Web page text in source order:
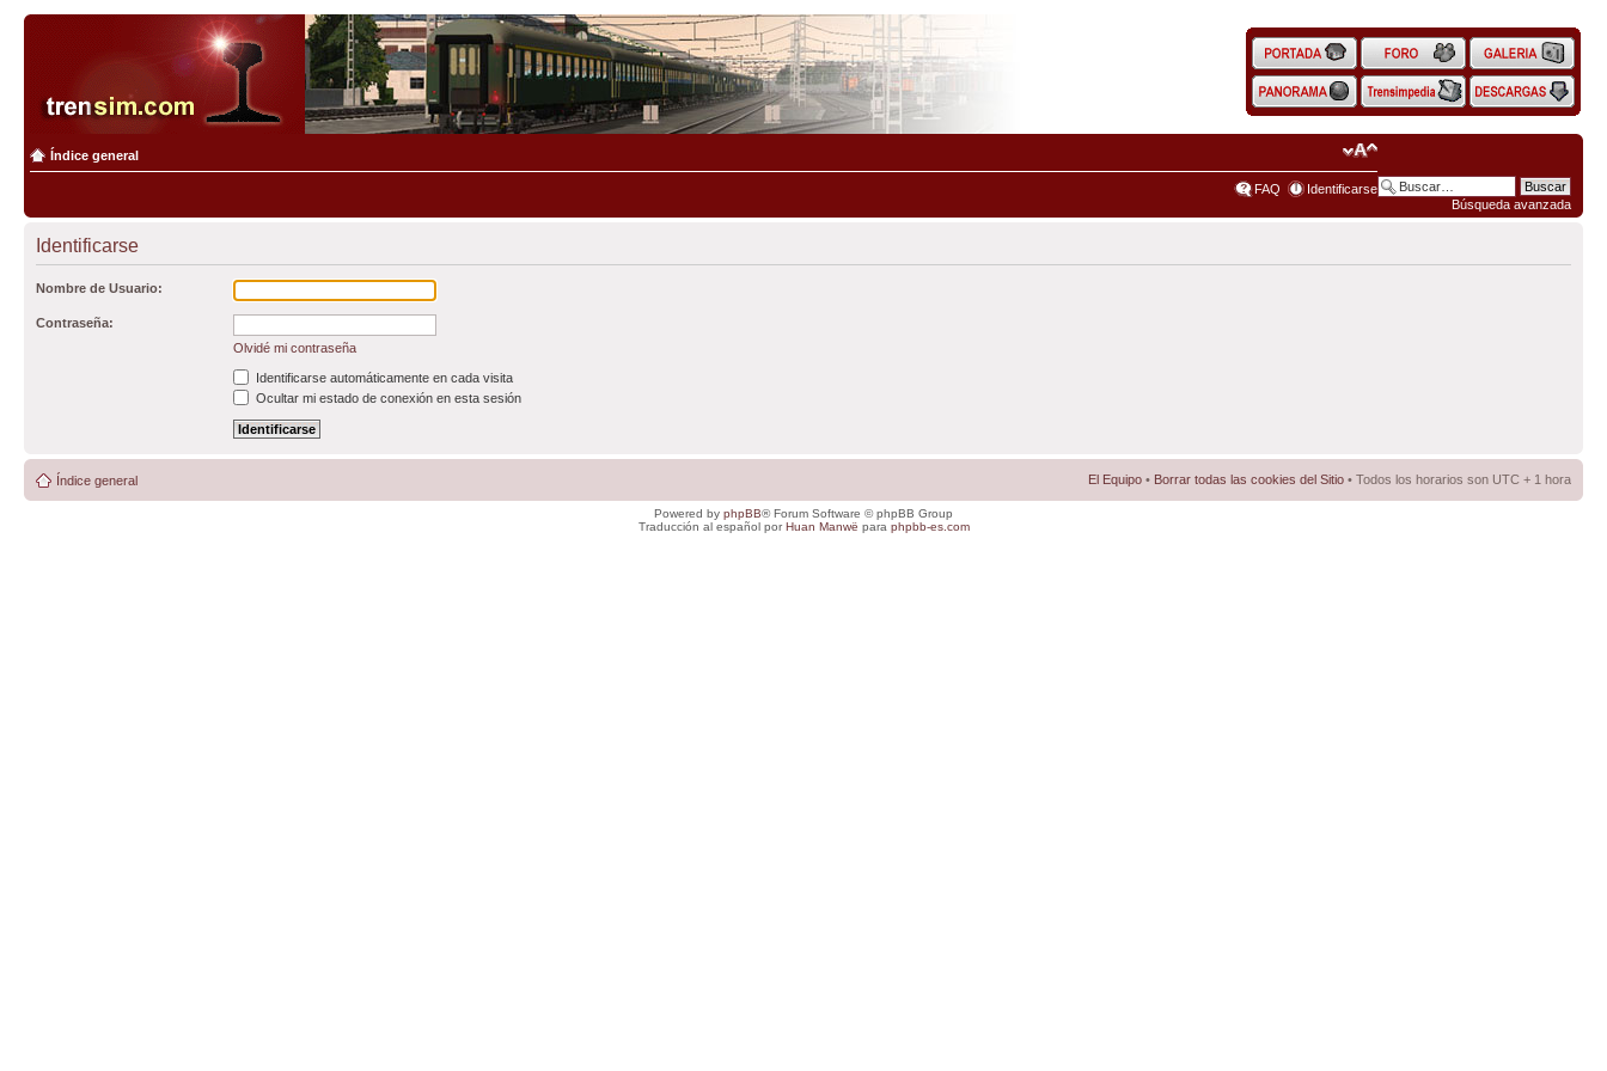
Búsqueda avanzada
Índice general
FAQ Identificarse
Identificarse
Nombre de Usuario:
Contraseña:
Olvidé mi contraseña
Identificarse automáticamente en cada visita
Ocultar mi estado de conexión en esta sesión
Índice general El Equipo • Borrar todas las cookies del Sitio • Todos los horarios son UTC + 1 hora
Powered by phpBB® Forum Software © phpBB Group
Traducción al español porHuan Manwë para phpbb-es.com